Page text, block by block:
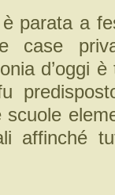
parata a
case
d’oggi è
affinché